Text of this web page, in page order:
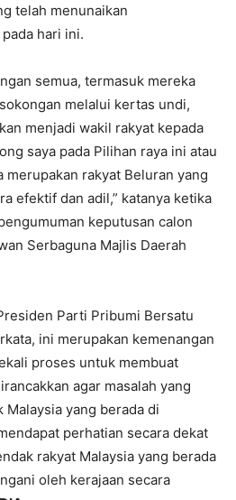
telah menunaikan
hari ini.
semua, termasuk mereka
melalui kertas undi,
menjadi wakil rakyat kepada
saya pada Pilihan raya ini atau
merupakan rakyat Beluran yang
efektif dan adil,” katanya ketika
keputusan calon
Serbaguna Majlis Daerah
Parti Pribumi Bersatu
ini merupakan kemenangan
proses untuk membuat
agar masalah yang
yang berada di
perhatian secara dekat
rakyat Malaysia yang berada
oleh kerajaan secara